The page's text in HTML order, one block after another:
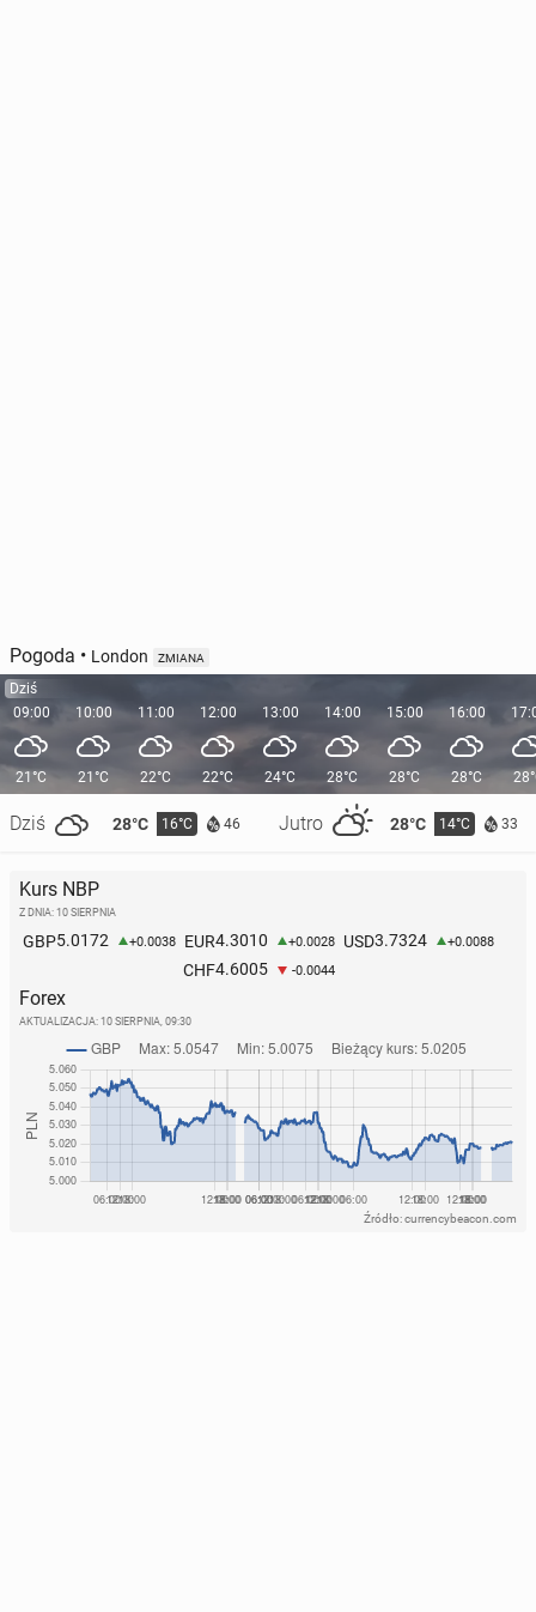
Pogoda • London ZMIANA
Dziś
09:00
21°C
Dziś 28°C 16°C 46 Jutro 28°C 14°C 33
10:00
21°C
11:00
22°C
12:00
22°C
13:00
24°C
14:00
28°C
15:00
28°C
16:00
28°C
Kurs NBP
Z DNIA: 10 SIERPNIA
GBP5.0172 +0.0038 EUR4.3010 +0.0028 USD3.7324 +0.0088
CHF4.6005 -0.0044
Forex
AKTUALIZACJA: 10 SIERPNIA, 09:30
Źródło: currencybeacon.com